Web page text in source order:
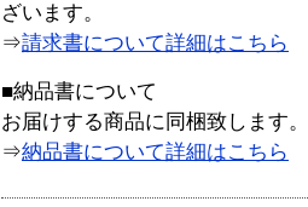
ざいます。
⇒請求書について詳細はこちら
■納品書について
お届けする商品に同梱致します。
⇒納品書について詳細はこちら